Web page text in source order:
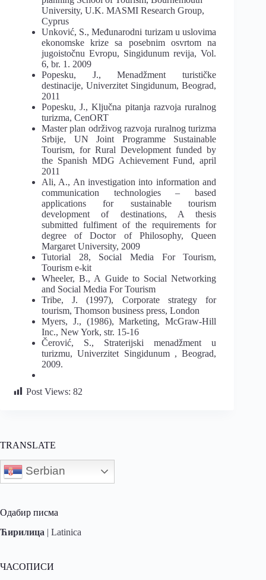
University, U.K. MASMI Research Group,
Cyprus
Unković, S., Međunarodni turizam u uslovima
ekonomske krize sa posebnim osvrtom na
jugoistočnu Evropu, Singidunum revija, Vol.
6, br. 1. 2009
Popesku, J., Menadžment turističke
destinacije, Univerzitet Singidunum, Beograd,
2011
Popesku, J., Ključna pitanja razvoja ruralnog
turizma, CenORT
Master plan održivog razvoja ruralnog turizma
Srbije, UN Joint Programme Sustainable
Tourism, for Rural Development funded by
the Spanish MDG Achievement Fund, april
2011
Ali, A., An investigation into information and
communication technologies – based
applications for sustainable tourism
development of destinations, A thesis
submitted fulfiment of the requirements for
degree of Doctor of Philosophy, Queen
Margaret University, 2009
Tutorial 28, Social Media For Tourism,
Tourism e-kit
Wheeler, B., A Guide to Social Networking
and Social Media For Tourism
Tribe, J. (1997), Corporate strategy for
tourism, Thomson business press, London
Myers, J., (1986), Marketing, McGraw-Hill
Inc., New York, str. 15-16
Čerović, S., Straterijski menadžment u
turizmu, Univerzitet Singidunum , Beograd,
2009.
Post Views: 82
TRANSLATE
Serbian
Одабир писма
Ћирилица | Latinica
ЧАСОПИСИ